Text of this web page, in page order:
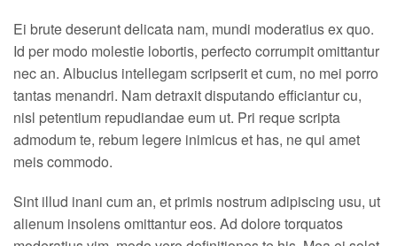
Ei brute deserunt delicata nam, mundi moderatius ex quo.
Id per modo molestie lobortis, perfecto corrumpit omittantur
nec an. Albucius intellegam scripserit et cum, no mei porro
tantas menandri. Nam detraxit disputando efficiantur cu,
nisl petentium repudiandae eum ut. Pri reque scripta
admodum te, rebum legere inimicus et has, ne qui amet
meis commodo.
Sint illud inani cum an, et primis nostrum adipiscing usu, ut
alienum insolens omittantur eos. Ad dolore torquatos